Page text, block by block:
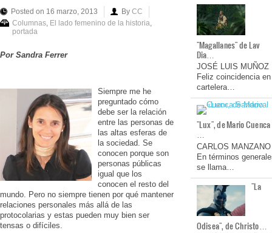
Posted on 16 marzo, 2013 By CC
Columnas El lado femenino de la historia
portada
Por Sandra Ferrer
Siempre me he
preguntado cómo
debe ser la relación
entre las personas de
las altas esferas de
la sociedad. Se
conocen porque son
personas públicas
igual que los
conocen el resto del
mundo. Pero no siempre tienen por qué mantener
relaciones personales más allá de las
protocolarias y estas pueden muy bien ser
tensas o difíciles.
"Magallanes" de Lav
Dia…
JOSÉ LUIS MUÑOZ
Feliz coincidencia en
cartelera…
"Lux", de Mario Cuenca
…
CARLOS MANZANO
En términos
se llama…
"La
Odisea", de Christo…